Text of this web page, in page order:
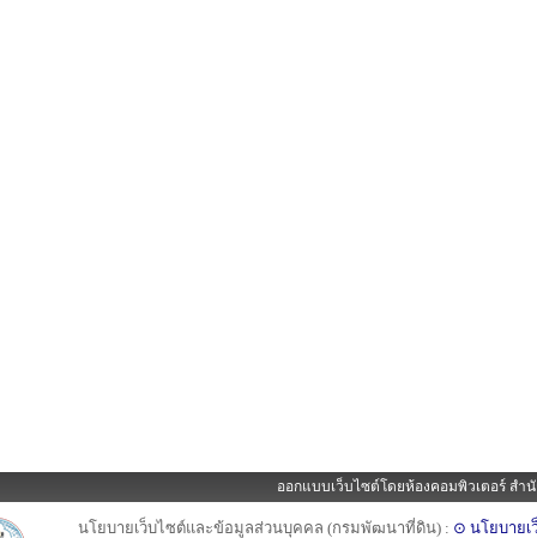
ออกแบบเว็บไซต์โดยห้องคอมพิวเตอร์ ส
นโยบายเว็บไซต์และข้อมูลส่วนบุคคล (กรมพัฒนาที่ดิน) : ⊙ นโยบายเ